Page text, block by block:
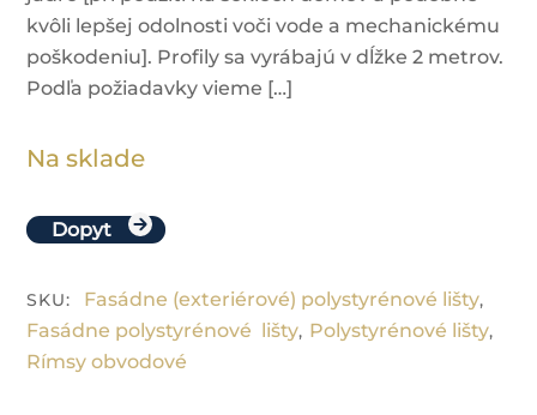
kvôli lepšej odolnosti voči vode a mechanickému
poškodeniu]. Profily sa vyrábajú v dĺžke 2 metrov.
Podľa požiadavky vieme […]
Na sklade
Dopyt
SKU: Fasádne (exteriérové) polystyrénové lišty,
Fasádne polystyrénové lišty, Polystyrénové lišty,
Rímsy obvodové